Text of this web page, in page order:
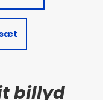
billyd